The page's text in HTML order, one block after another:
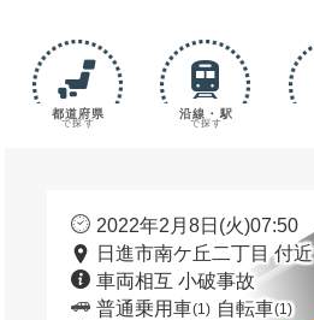
都道府県
で探す
沿線・駅
で探す
2022年2月8日(火)07:50
日進市南ケ丘二丁目 付近
車両相互 小破事故
普通乗用車(1) 自転車(1)